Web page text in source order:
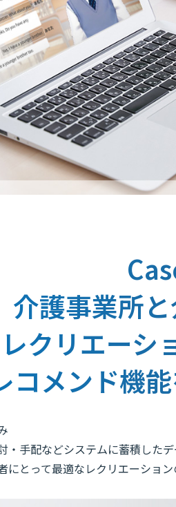
介護事業所
レクリエーシ
コメンド機
・手配などシステムに蓄積した
とって最適なレクリエーション